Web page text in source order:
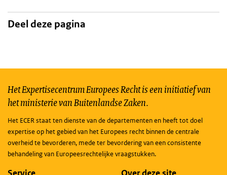
Deel deze pagina
Het Expertisecentrum Europees Recht is een initiatief van
het ministerie van Buitenlandse Zaken.
Het ECER staat ten dienste van de departementen en heeft tot doel
expertise op het gebied van het Europees recht binnen de centrale
overheid te bevorderen, mede ter bevordering van een consistente
behandeling van Europeesrechtelijke vraagstukken.